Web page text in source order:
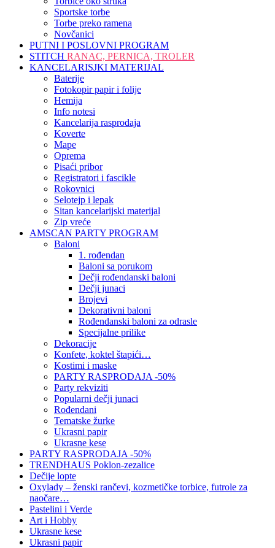
Sportske torbe
Torbe preko ramena
Novčanici
PUTNI I POSLOVNI PROGRAM
STITCH RANAC, PERNICA, TROLER
KANCELARISJKI MATERIJAL
Baterije
Fotokopir papir i folije
Hemija
Info notesi
Kancelarija rasprodaja
Koverte
Mape
Oprema
Pisaći pribor
Registratori i fascikle
Rokovnici
Selotejp i lepak
Sitan kancelarijski materijal
Zip vreće
AMSCAN PARTY PROGRAM
Baloni
1. rođendan
Baloni sa porukom
Dečji rođendanski baloni
Dečji junaci
Brojevi
Dekorativni baloni
Rođendanski baloni za odrasle
Specijalne prilike
Dekoracije
Konfete, koktel štapići…
Kostimi i maske
PARTY RASPRODAJA -50%
Party rekviziti
Popularni dečji junaci
Rođendani
Tematske žurke
Ukrasni papir
Ukrasne kese
PARTY RASPRODAJA -50%
TRENDHAUS Poklon-zezalice
Dečije lopte
Oxylady – ženski rančevi, kozmetičke torbice, futrole za
naočare…
Pastelini i Verde
Art i Hobby
Ukrasne kese
Ukrasni papir